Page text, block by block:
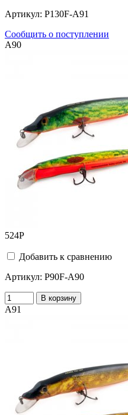
Артикул: P130F-A91
Сообщить о поступлении
A90
524Р
Добавить к сравнению
Артикул: P90F-A90
В корзину
A91